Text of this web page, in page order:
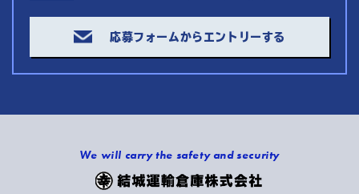
応募フォームからエントリーする
We will carry the safety and security